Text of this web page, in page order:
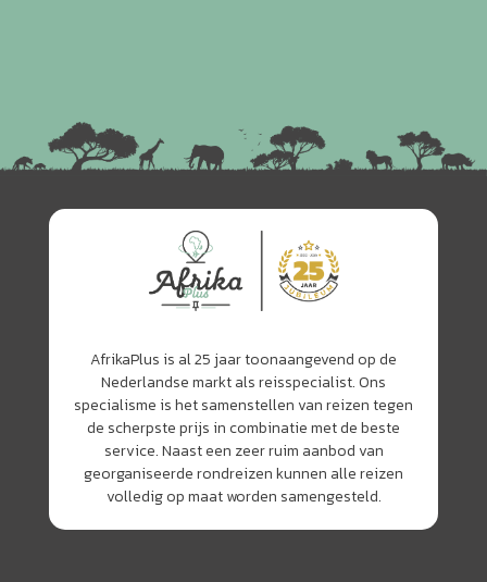
AfrikaPlus is al 25 jaar toonaangevend op de
Nederlandse markt als reisspecialist. Ons
specialisme is het samenstellen van reizen tegen
de scherpste prijs in combinatie met de beste
service. Naast een zeer ruim aanbod van
georganiseerde rondreizen kunnen alle reizen
volledig op maat worden samengesteld.